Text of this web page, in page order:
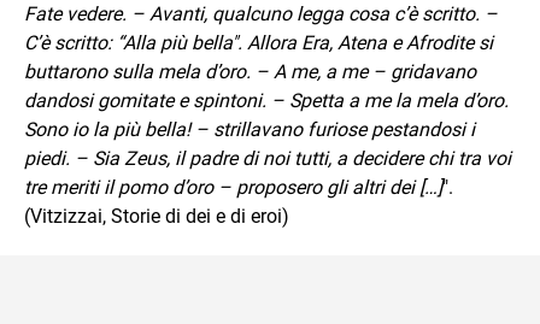
Fate vedere. – Avanti, qualcuno legga cosa c’è scritto. –
C’è scritto: “Alla più bella". Allora Era, Atena e Afrodite si
buttarono sulla mela d’oro. – A me, a me – gridavano
dandosi gomitate e spintoni. – Spetta a me la mela d’oro.
Sono io la più bella! – strillavano furiose pestandosi i
piedi. – Sia Zeus, il padre di noi tutti, a decidere chi tra voi
tre meriti il pomo d’oro – proposero gli altri dei […]".
(Vitzizzai, Storie di dei e di eroi)